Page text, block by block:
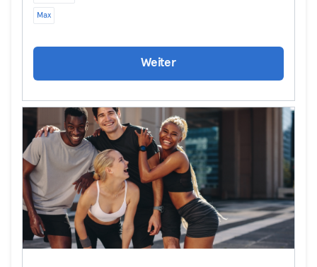
Max
Weiter